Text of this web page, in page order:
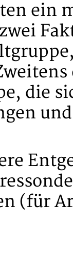
ein
die
(für